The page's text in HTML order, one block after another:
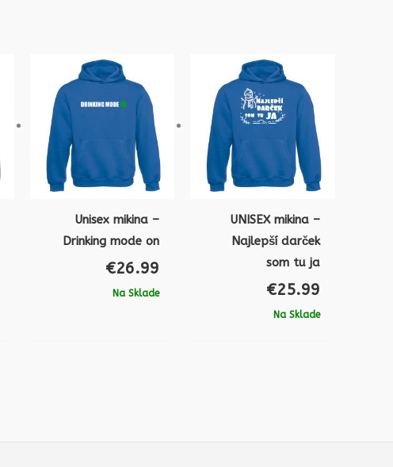
Unisex mikina –
Drinking mode on
€26.99
Na Sklade
UNISEX mikina –
Najlepší darček
som tu ja
€25.99
Na Sklade